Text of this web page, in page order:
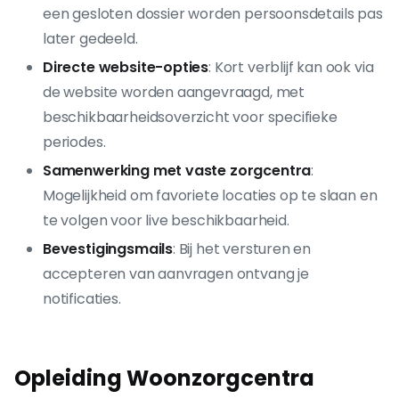
Opleiding Woonzorgcentra
een gesloten dossier worden persoonsdetails pas
later gedeeld.
Directe website-opties: Kort verblijf kan ook via
de website worden aangevraagd, met
beschikbaarheidsoverzicht voor specifieke
periodes.
Samenwerking met vaste zorgcentra:
Mogelijkheid om favoriete locaties op te slaan en
te volgen voor live beschikbaarheid.
Bevestigingsmails: Bij het versturen en
accepteren van aanvragen ontvang je
notificaties.